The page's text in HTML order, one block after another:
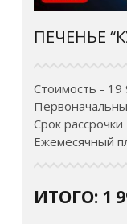
ПЕЧЕНЬЕ
Стоимость - 19
Срок
Ежемесячный
ИТОГО: 1